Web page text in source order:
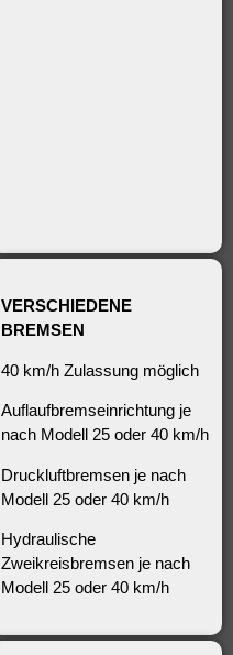
VERSCHIEDENE
BREMSEN
40 km/h Zulassung möglich
Auflaufbremseinrichtung je
nach Modell 25 oder 40 km/h
Druckluftbremsen je nach
Modell 25 oder 40 km/h
Hydraulische
Zweikreisbremsen je nach
Modell 25 oder 40 km/h